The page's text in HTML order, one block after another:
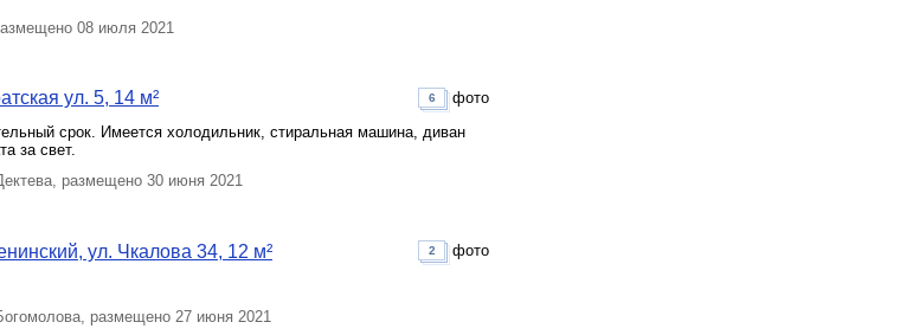
08 июля 2021
ул. 5, 14 м²
срок. Имеется холодильник, стиральная машина, диван
за свет.
6 фото
размещено 30 июня 2021
ул. Чкалова 34, 12 м² 2 фото
размещено 27 июня 2021